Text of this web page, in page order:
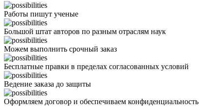
Работы пишут ученые
Большой штат авторов по разным отраслям наук
Можем выполнить срочный заказ
Бесплатные правки в пределах согласованных условий
Ведение заказа до защиты
Оформляем договор и обеспечиваем конфиденциальность